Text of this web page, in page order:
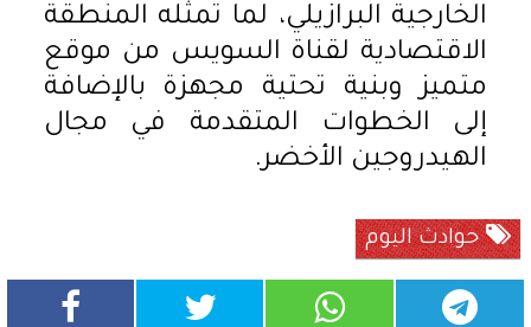
الخارجية البرازيلي، لما تمثله المنطقة
الاقتصادية لقناة السويس من موقع
متميز وبنية تحتية مجهزة بالإضافة
إلى الخطوات المتقدمة في مجال
الهيدروجين الأخضر.
حوادث اليوم